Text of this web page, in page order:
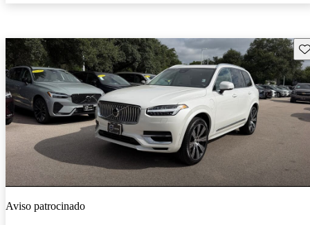
Aviso patrocinado